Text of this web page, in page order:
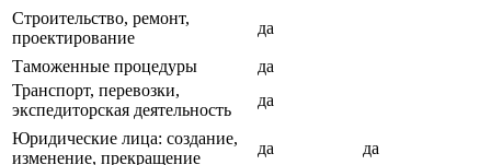
Строительство, ремонт,
проектирование
да
Таможенные процедуры
да
Транспорт, перевозки,
экспедиторская деятельность
да
Юридические лица: создание,
изменение, прекращение
да да